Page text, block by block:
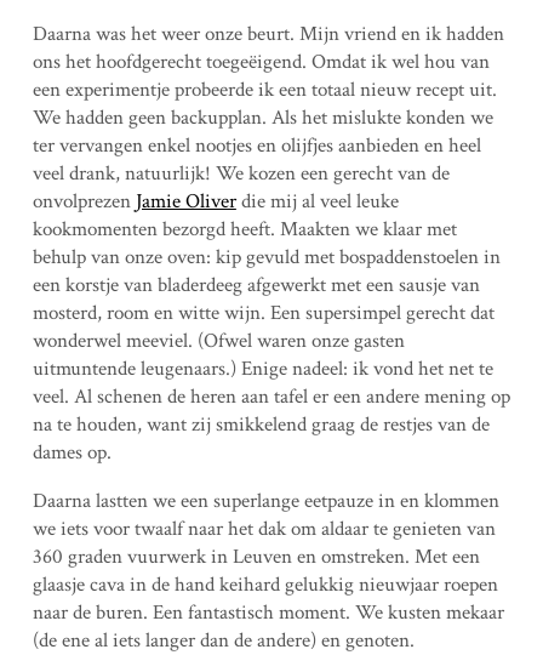
Daarna was het weer onze beurt. Mijn vriend en ik hadden
ons het hoofdgerecht toegeëigend. Omdat ik wel hou van
een experimentje probeerde ik een totaal nieuw recept uit.
We hadden geen backupplan. Als het mislukte konden we
ter vervangen enkel nootjes en olijfjes aanbieden en heel
veel drank, natuurlijk! We kozen een gerecht van de
onvolprezen Jamie Oliverdie mij al veel leuke
kookmomenten bezorgd heeft. Maakten we klaar met
behulp van onze oven: kip gevuld met bospaddenstoelen in
een korstje van bladerdeeg afgewerkt met een sausje van
mosterd, room en witte wijn. Een supersimpel gerecht dat
wonderwel meeviel. (Ofwel waren onze gasten
uitmuntende leugenaars.) Enige nadeel: ik vond het net te
veel. Al schenen de heren aan tafel er een andere mening op
na te houden, want zij smikkelend graag de restjes van de
dames op.
Daarna lastten we een superlange eetpauze in en klommen
we iets voor twaalf naar het dak om aldaar te genieten van
360 graden vuurwerk in Leuven en omstreken. Met een
glaasje cava in de hand keihard gelukkig nieuwjaar roepen
naar de buren. Een fantastisch moment. We kusten mekaar
(de ene al iets langer dan de andere) en genoten.